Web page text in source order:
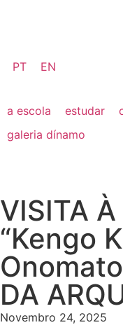
PT EN
a escola estudar
galeria dínamo
VISITA À
“Kengo
DA
Novembro 24, 2025